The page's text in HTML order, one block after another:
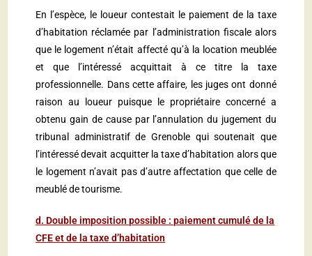
En l’espèce, le loueur contestait le paiement de la taxe
d’habitation réclamée par l’administration fiscale alors
que le logement n’était affecté qu’à la location meublée
et que l’intéressé acquittait à ce titre la taxe
professionnelle. Dans cette affaire, les juges ont donné
raison au loueur puisque le propriétaire concerné a
obtenu gain de cause par l’annulation du jugement du
tribunal administratif de Grenoble qui soutenait que
l’intéressé devait acquitter la taxe d’habitation alors que
le logement n’avait pas d’autre affectation que celle de
meublé de tourisme.
d. Double imposition possible : paiement cumulé de la
CFE et de la taxe d’habitation